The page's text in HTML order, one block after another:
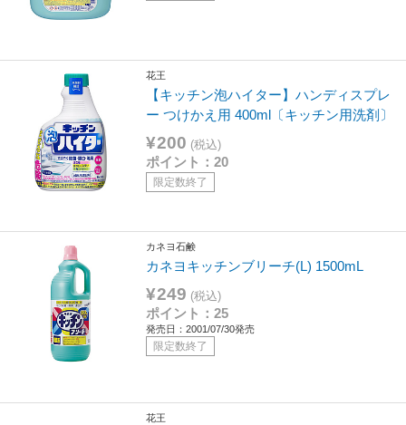
花王
【キッチン泡ハイター】ハンディスプレ
ー つけかえ用 400ml〔キッチン用洗剤〕
¥200 (税込)
ポイント：20
限定数終了
カネヨ石鹸
カネヨキッチンブリーチ(L) 1500mL
¥249 (税込)
ポイント：25
発売日：2001/07/30発売
限定数終了
花王